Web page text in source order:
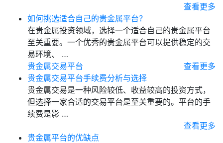
查看更多
如何挑选适合自己的贵金属平台？
在贵金属投资领域，选择一个适合自己的贵金属平台
至关重要。一个优秀的贵金属平台可以提供稳定的交
易环境、 …
贵金属交易平台
查看更多
贵金属交易平台手续费分析与选择
贵金属交易是一种风险较低、收益较高的投资方式，
但选择一家合适的交易平台是至关重要的。平台的手
续费是影 …
查看更多
贵金属平台的优缺点